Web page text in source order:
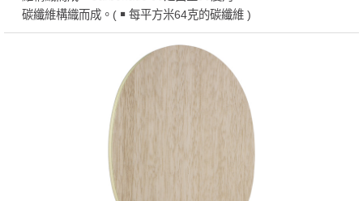
碳纖維構織而成。( ￭ 每平方米64克的碳纖維 )